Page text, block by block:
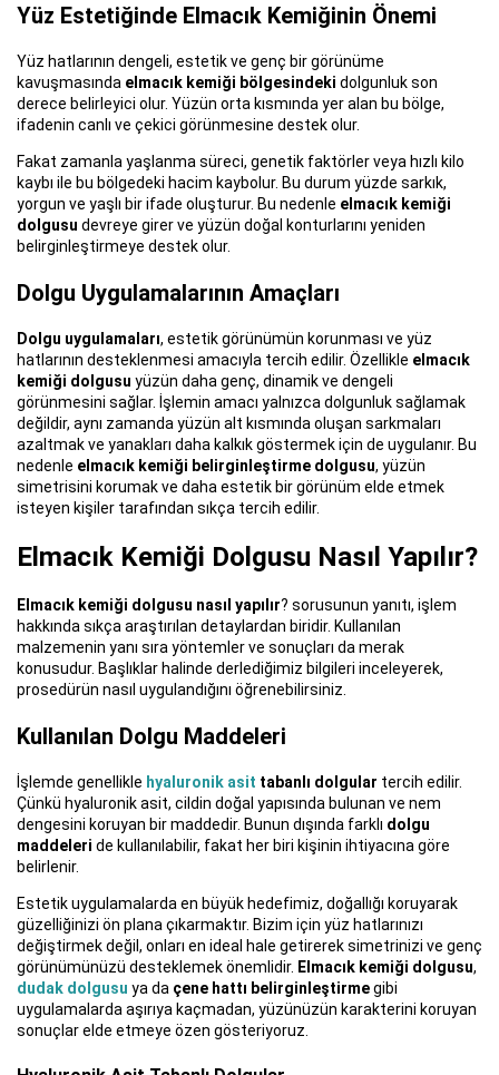
Yüz Estetiğinde Elmacık Kemiğinin Önemi
Yüz hatlarının dengeli, estetik ve genç bir görünüme
kavuşmasında elmacık kemiği bölgesindeki dolgunluk son
derece belirleyici olur. Yüzün orta kısmında yer alan bu bölge,
ifadenin canlı ve çekici görünmesine destek olur.
Fakat zamanla yaşlanma süreci, genetik faktörler veya hızlı kilo
kaybı ile bu bölgedeki hacim kaybolur. Bu durum yüzde sarkık,
yorgun ve yaşlı bir ifade oluşturur. Bu nedenle elmacık kemiği
dolgusu devreye girer ve yüzün doğal konturlarını yeniden
belirginleştirmeye destek olur.
Dolgu Uygulamalarının Amaçları
Dolgu uygulamaları, estetik görünümün korunması ve yüz
hatlarının desteklenmesi amacıyla tercih edilir. Özellikle elmacık
kemiği dolgusu yüzün daha genç, dinamik ve dengeli
görünmesini sağlar. İşlemin amacı yalnızca dolgunluk sağlamak
değildir, aynı zamanda yüzün alt kısmında oluşan sarkmaları
azaltmak ve yanakları daha kalkık göstermek için de uygulanır. Bu
nedenle elmacık kemiği belirginleştirme dolgusu, yüzün
simetrisini korumak ve daha estetik bir görünüm elde etmek
isteyen kişiler tarafından sıkça tercih edilir.
Elmacık Kemiği Dolgusu Nasıl Yapılır?
Elmacık kemiği dolgusu nasıl yapılır? sorusunun yanıtı, işlem
hakkında sıkça araştırılan detaylardan biridir. Kullanılan
malzemenin yanı sıra yöntemler ve sonuçları da merak
konusudur. Başlıklar halinde derlediğimiz bilgileri inceleyerek,
prosedürün nasıl uygulandığını öğrenebilirsiniz.
Kullanılan Dolgu Maddeleri
İşlemde genellikle hyaluronik asit tabanlı dolgular tercih edilir.
Çünkü hyaluronik asit, cildin doğal yapısında bulunan ve nem
dengesini koruyan bir maddedir. Bunun dışında farklı dolgu
maddeleri de kullanılabilir, fakat her biri kişinin ihtiyacına göre
belirlenir.
Estetik uygulamalarda en büyük hedefimiz, doğallığı koruyarak
güzelliğinizi ön plana çıkarmaktır. Bizim için yüz hatlarınızı
değiştirmek değil, onları en ideal hale getirerek simetrinizi ve genç
görünümünüzü desteklemek önemlidir. Elmacık kemiği dolgusu,
dudak dolgusu ya da çene hattı belirginleştirmegibi
uygulamalarda aşırıya kaçmadan, yüzünüzün karakterini koruyan
sonuçlar elde etmeye özen gösteriyoruz.